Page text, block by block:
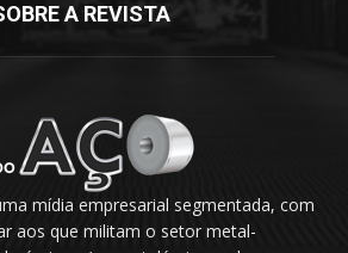
A REVISTA
mídia empresarial segmentada, com
aos que militam o setor metal-